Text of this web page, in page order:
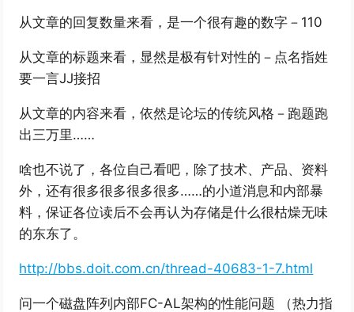
从文章的回复数量来看，是一个很有趣的数字－110
从文章的标题来看，显然是极有针对性的－点名指姓
要一言JJ接招
从文章的内容来看，依然是论坛的传统风格－跑题跑
出三万里……
啥也不说了，各位自己看吧，除了技术、产品、资料
外，还有很多很多很多很多……的小道消息和内部暴
料，保证各位读后不会再认为存储是什么很枯燥无味
的东东了。
http://bbs.doit.com.cn/thread-40683-1-7.html
问一个磁盘阵列内部FC-AL架构的性能问题 （热力指